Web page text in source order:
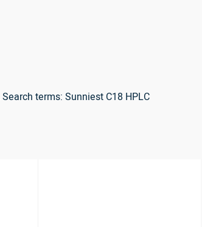
terms: Sunniest C18 HPLC